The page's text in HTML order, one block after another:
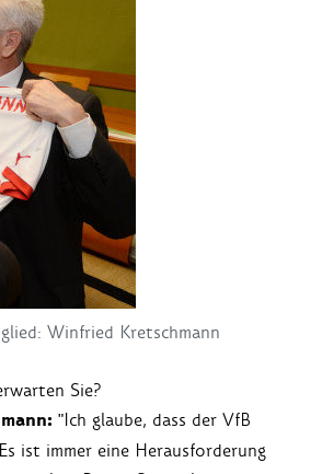
Winfried Kretschmann
Sie?
"Ich glaube, dass der VfB
ist immer eine Herausforderung